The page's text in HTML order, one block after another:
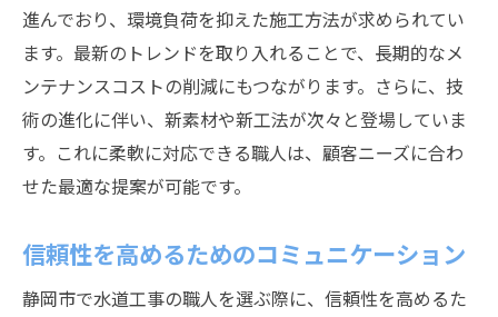
進んでおり、環境負荷を抑えた施工方法が求められてい
ます。最新のトレンドを取り入れることで、長期的なメ
ンテナンスコストの削減にもつながります。さらに、技
術の進化に伴い、新素材や新工法が次々と登場していま
す。これに柔軟に対応できる職人は、顧客ニーズに合わ
せた最適な提案が可能です。
信頼性を高めるためのコミュニケーション
静岡市で水道工事の職人を選ぶ際に、信頼性を高めるた